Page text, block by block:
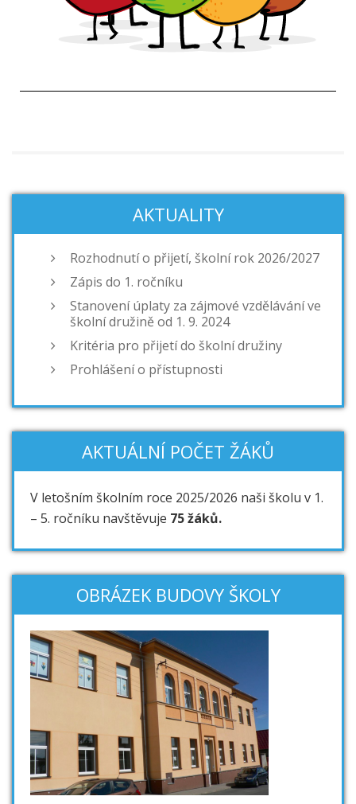
AKTUALITY
Rozhodnutí o přijetí, školní rok 2026/2027
Zápis do 1. ročníku
Stanovení úplaty za zájmové vzdělávání ve
školní družině od 1. 9. 2024
Kritéria pro přijetí do školní družiny
Prohlášení o přístupnosti
AKTUÁLNÍ POČET ŽÁKŮ
V letošním školním roce 2025/2026 naši školu v 1.
– 5. ročníku navštěvuje 75 žáků.
OBRÁZEK BUDOVY ŠKOLY